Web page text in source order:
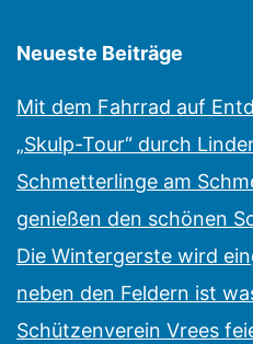
Neueste Beiträge
Mit dem Fahrrad auf
„Skulp-Tour“ durch
Schmetterlinge am
genießen den schönen
Die Wintergerste wird
neben den Feldern ist
Schützenverein Vrees